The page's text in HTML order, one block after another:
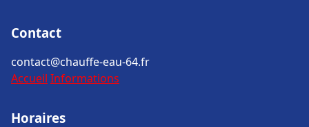
Contact
contact@chauffe-eau-64.fr
Accueil Informations
Horaires